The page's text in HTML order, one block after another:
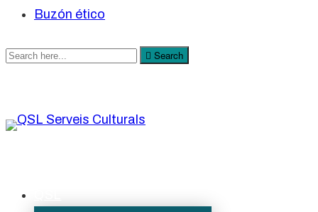
Buzón ético
Search
Search
projectes de servei públic des de les àrees de